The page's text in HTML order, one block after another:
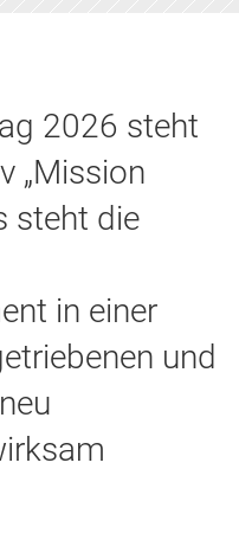
2026 steht
„Mission
steht die
in einer
und